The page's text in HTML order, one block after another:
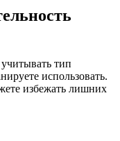
тип
использовать.
избежать лишних